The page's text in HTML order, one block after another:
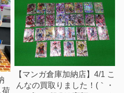
荷
【マンガ倉庫加納店】4/1 こ
んなの買取りました！(｀・